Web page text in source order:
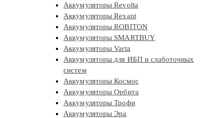
Аккумуляторы Revolta
Аккумуляторы Rexant
Аккумуляторы ROBITON
Аккумуляторы SMARTBUY
Аккумуляторы Varta
Аккумуляторы для ИБП и слаботочных
систем
Аккумуляторы Космос
Аккумуляторы Орбита
Аккумуляторы Трофи
Аккумуляторы Эра